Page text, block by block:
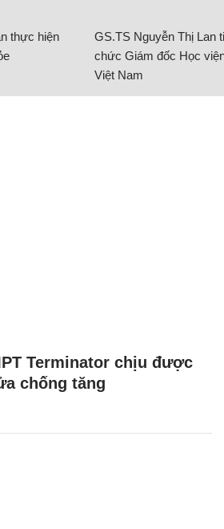
thực hiện
GS.TS Nguyễn Thị Lan
chức Giám đốc Học
Việt Nam
Terminator chịu được
chống tăng